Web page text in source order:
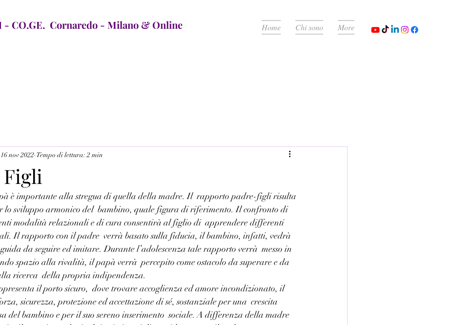
- CO.GE. Cornaredo - Milano & Online Home Chi sono More
16 nov 2022 Tempo di lettura: 2 min
è importante alla stregua di quella della madre. Il  rapporto padre-figli risulta
lo sviluppo armonico del  bambino, quale figura di riferimento. Il confronto di
modalità relazionali e di cura consentirà al figlio di  apprendere differenti
Il rapporto con il padre  verrà basato sulla fiducia, il bambino, infatti, vedrà
da seguire ed imitare. Durante l’adolescenza tale rapporto verrà  messo in
spazio alla rivalità, il papà verrà  percepito come ostacolo da superare e da
ricerca  della propria indipendenza.
il porto sicuro,  dove trovare accoglienza ed amore incondizionato, il
sicurezza, protezione ed accettazione di sé, sostanziale per una  crescita
del bambino e per il suo sereno inserimento  sociale. A differenza della madre